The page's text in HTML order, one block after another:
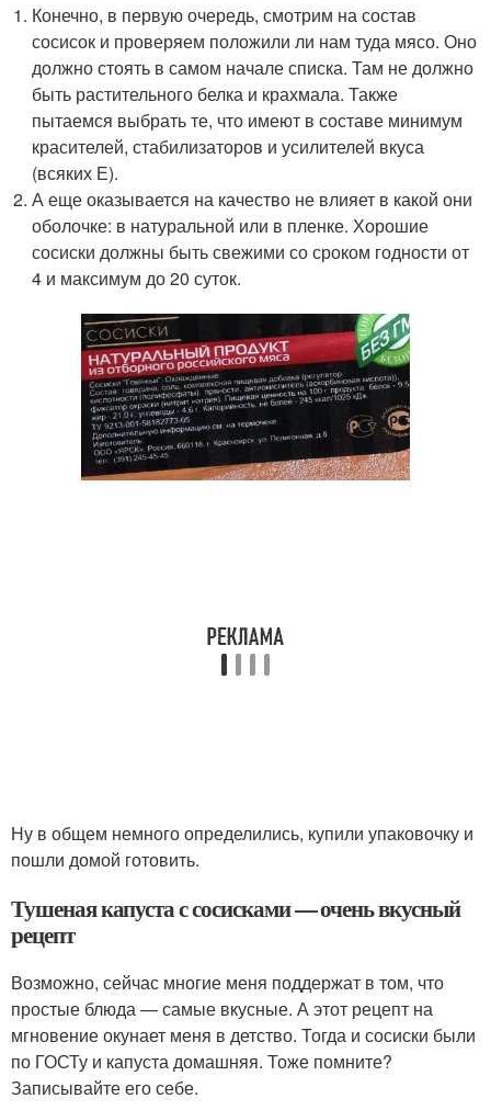
Конечно, в первую очередь, смотрим на состав
сосисок и проверяем положили ли нам туда мясо. Оно
должно стоять в самом начале списка. Там не должно
быть растительного белка и крахмала. Также
пытаемся выбрать те, что имеют в составе минимум
красителей, стабилизаторов и усилителей вкуса
(всяких Е).
А еще оказывается на качество не влияет в какой они
оболочке: в натуральной или в пленке. Хорошие
сосиски должны быть свежими со сроком годности от
4 и максимум до 20 суток.
Ну в общем немного определились, купили упаковочку и
пошли домой готовить.
Тушеная капуста с сосисками — очень вкусный
рецепт
Возможно, сейчас многие меня поддержат в том, что
простые блюда — самые вкусные. А этот рецепт на
мгновение окунает меня в детство. Тогда и сосиски были
по ГОСТу и капуста домашняя. Тоже помните?
Записывайте его себе.